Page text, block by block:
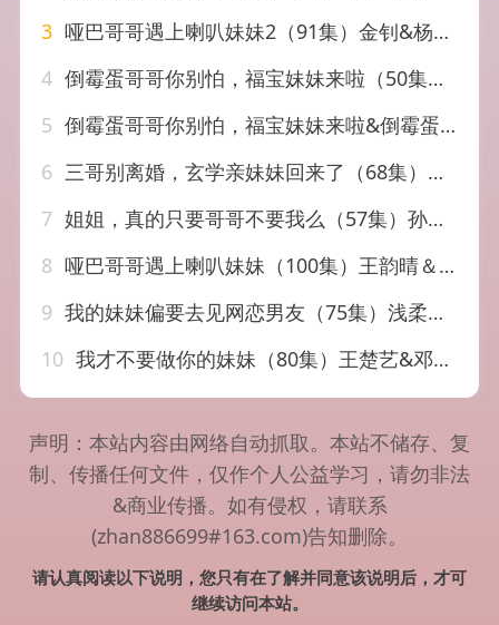
3 哑巴哥哥遇上喇叭妹妹2（91集）金钊&杨晓彤
4 倒霉蛋哥哥你别怕，福宝妹妹来啦（50集）云鹤&陈一歌
5 倒霉蛋哥哥你别怕，福宝妹妹来啦&倒霉蛋哥哥你别怕福宝妹妹来啦（50集）云鹤&陈一歌
6 三哥别离婚，玄学亲妹妹回来了（68集）杨晨&张家铭
7 姐姐，真的只要哥哥不要我么（57集）孙远宁＆盛歆
8 哑巴哥哥遇上喇叭妹妹（100集）王韵晴＆杜沅熹
9 我的妹妹偏要去见网恋男友（75集）浅柔＆岳玥（张祥玥）
10 我才不要做你的妹妹（80集）王楚艺&邓宇博
声明：本站内容由网络自动抓取。本站不储存、复
制、传播任何文件，仅作个人公益学习，请勿非法
&商业传播。如有侵权，请联系
(zhan886699#163.com)告知删除。
请认真阅读以下说明，您只有在了解并同意该说明后，才可
继续访问本站。